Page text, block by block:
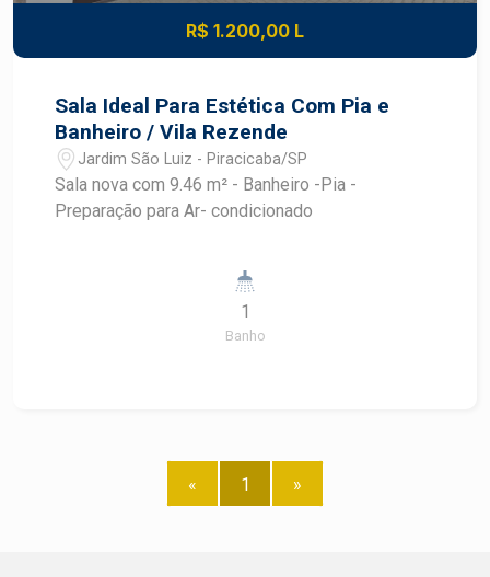
R$ 1.200,00 L
Sala Ideal Para Estética Com Pia e
Banheiro / Vila Rezende
Jardim São Luiz - Piracicaba/SP
Sala nova com 9.46 m² - Banheiro -Pia -
Preparação para Ar- condicionado
1
Banho
« 1 »